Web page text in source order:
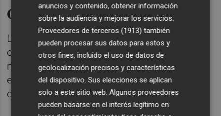
Calendario de las pruebas
La PAU se desarrollará durante tres jornadas
consecutivas, en las que se distribuirán las
materias comunes y troncales obligatorias
en horario de mañana para evitar posibles
coincidencias entre exámenes.
anuncios y contenido, obtener información
sobre la audiencia y mejorar los servicios.
Proveedores de terceros (1913) también
pueden procesar sus datos para estos y
otros fines, incluido el uso de datos de
geolocalización precisos y características
del dispositivo. Sus elecciones se aplican
solo a este sitio web. Algunos proveedores
pueden basarse en el interés legítimo en